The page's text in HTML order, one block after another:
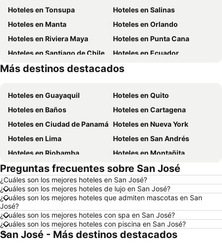
Hoteles en Tonsupa
Hoteles en Salinas
Hoteles en Manta
Hoteles en Orlando
Hoteles en Riviera Maya
Hoteles en Punta Cana
Hoteles en Santiago de Chile
Hoteles en Ecuador
Hoteles en México
Hoteles en Chicago
Más destinos destacados
Hoteles en Guayaquil
Hoteles en Quito
Hoteles en Baños
Hoteles en Cartagena
Hoteles en Ciudad de Panamá Hoteles en Nueva York
Hoteles en Lima
Hoteles en San Andrés
Hoteles en Riobamba
Hoteles en Montañita
Hoteles en Puerto López
Hoteles en Pedernales
Hoteles en Miami
Hoteles en Roma
Hoteles en Ambato
Hoteles en Cojimies
Hoteles en Lisboa
Hoteles en Zorritos
Hoteles en Oporto
Hoteles en Panamá
Hoteles en Galápagos
Hoteles en Esmeraldas
Preguntas frecuentes sobre San José
¿Cuáles son los mejores hoteles en San José?
¿Cuáles son los mejores hoteles de lujo en San José?
¿Cuáles son los mejores hoteles que admiten mascotas en San
José?
¿Cuáles son los mejores hoteles con spa en San José?
¿Cuáles son los mejores hoteles con piscina en San José?
San José - Más destinos destacados